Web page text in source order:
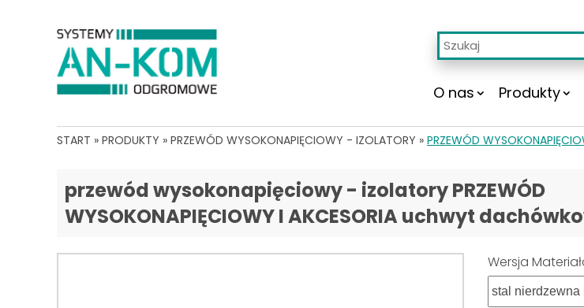
O nas Produkty
START » PRODUKTY » PRZEWÓD WYSOKONAPIĘCIOWY - IZOLATORY » PRZEWÓD
przewód wysokonapięciowy - izolatory PRZEWÓD
WYSOKONAPIĘCIOWY I AKCESORIA uchwyt
Wersja